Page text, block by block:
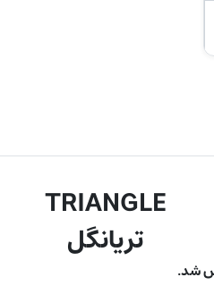
TRIANGLE
تریانگل